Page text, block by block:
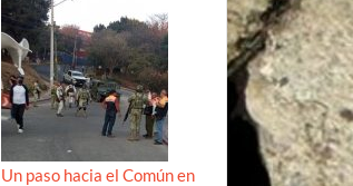
Un paso hacia el Común en